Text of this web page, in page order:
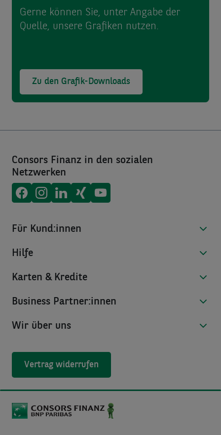
Gerne können Sie, unter Angabe der
Quelle, unsere Grafiken nutzen.
Zu den Grafik-Downloads
Consors Finanz in den sozialen
Netzwerken
Consors Finanz aufFacebook
Consors Finanz auf
Consors Finanz auf
Consors Finanz auf
Consors Finanz auf
Für Kund:innen
Hilfe
Karten & Kredite
Business Partner:innen
Wir über uns
Vertrag widerrufen